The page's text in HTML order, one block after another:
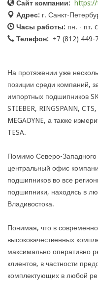
Сайт компании:
https://
Адрес: г. Санкт-
Часы работы: пн. - пт.
Телефон:
+7 (812) 449-
На протяжении уже
позиции среди компаний,
импортных подшипников
STIEBER, RINGSPANN,
MEGADYNE, а также
TESA.
Помимо Северо-Западного
центральный офис
подшипников во все
подшипники, находясь в
Владивостока.
Понимая, что в
высококачественных
максимально оперативно
клиентов, в частности
комплектующих в любой